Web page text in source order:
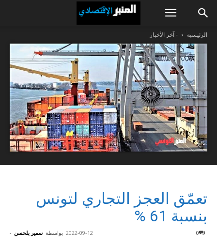
الرئيسية - آخر الأخبار
تعمّق العجز التجاري لتونس
بنسبة 61 %
بواسطة سمير بلحسن - 2022-09-12 0